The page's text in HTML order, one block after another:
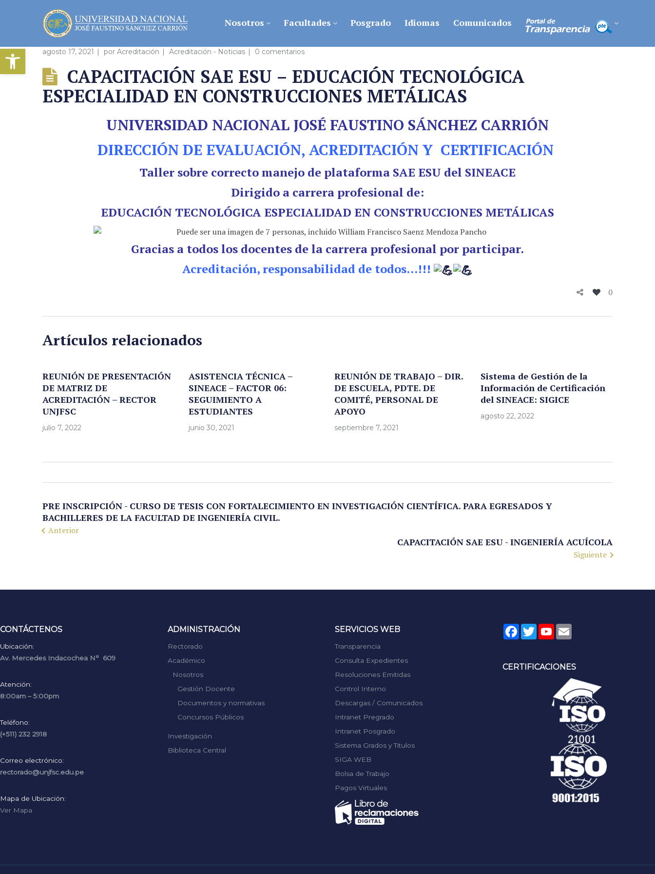
Abrir barra de herramientas
Nosotros Facultades Posgrado Idiomas Comunicados
agosto 17, 2021 por Acreditación Acreditación - Noticias 0 comentarios
CAPACITACIÓN SAE ESU – EDUCACIÓN TECNOLÓGICA
ESPECIALIDAD EN CONSTRUCCIONES METÁLICAS
UNIVERSIDAD NACIONAL JOSÉ FAUSTINO SÁNCHEZ CARRIÓN
DIRECCIÓN DE EVALUACIÓN, ACREDITACIÓN Y CERTIFICACIÓN
Taller sobre correcto manejo de plataforma SAE ESU del SINEACE
Dirigido a carrera profesional de:
EDUCACIÓN TECNOLÓGICA ESPECIALIDAD EN CONSTRUCCIONES METÁLICAS
Gracias a todos los docentes de la carrera profesional por participar.
Acreditación, responsabilidad de todos…!!!
0
Artículos relacionados
REUNIÓN DE PRESENTACIÓN
DE MATRIZ DE
ACREDITACIÓN – RECTOR
UNJFSC
julio 7, 2022
ASISTENCIA TÉCNICA –
SINEACE – FACTOR 06:
SEGUIMIENTO A
ESTUDIANTES
junio 30, 2021
REUNIÓN DE TRABAJO – DIR.
DE ESCUELA, PDTE. DE
COMITÉ, PERSONAL DE
APOYO
septiembre 7, 2021
Sistema de Gestión de la
Información de Certificación
del SINEACE: SIGICE
agosto 22, 2022
PRE INSCRIPCIÓN - CURSO DE TESIS CON FORTALECIMIENTO EN INVESTIGACIÓN CIENTÍFICA. PARA EGRESADOS Y
BACHILLERES DE LA FACULTAD DE INGENIERÍA CIVIL.
Anterior
CAPACITACIÓN SAE ESU - INGENIERÍA ACUÍCOLA
Siguiente
CONTÁCTENOS
Ubicación:
Av. Mercedes Indacochea N° 609
Atención:
8:00am – 5:00pm
Teléfono:
(+511) 232 2918
Correo electrónico:
rectorado@unjfsc.edu.pe
Mapa de Ubicación:
Ver Mapa
ADMINISTRACIÓN
Rectorado
Académico
Nosotros
Gestión Docente
Documentos y normativas
Concursos Públicos
Investigación
Biblioteca Central
SERVICIOS WEB
Transparencia
Consulta Expedientes
Resoluciones Emitidas
Control Interno
Descargas / Comunicados
Intranet Pregrado
Intranet Posgrado
Sistema Grados y Titulos
SIGA WEB
Bolsa de Trabajo
Pagos Virtuales
Facebook
TwitterYouTubeEmail
CERTIFICACIONES